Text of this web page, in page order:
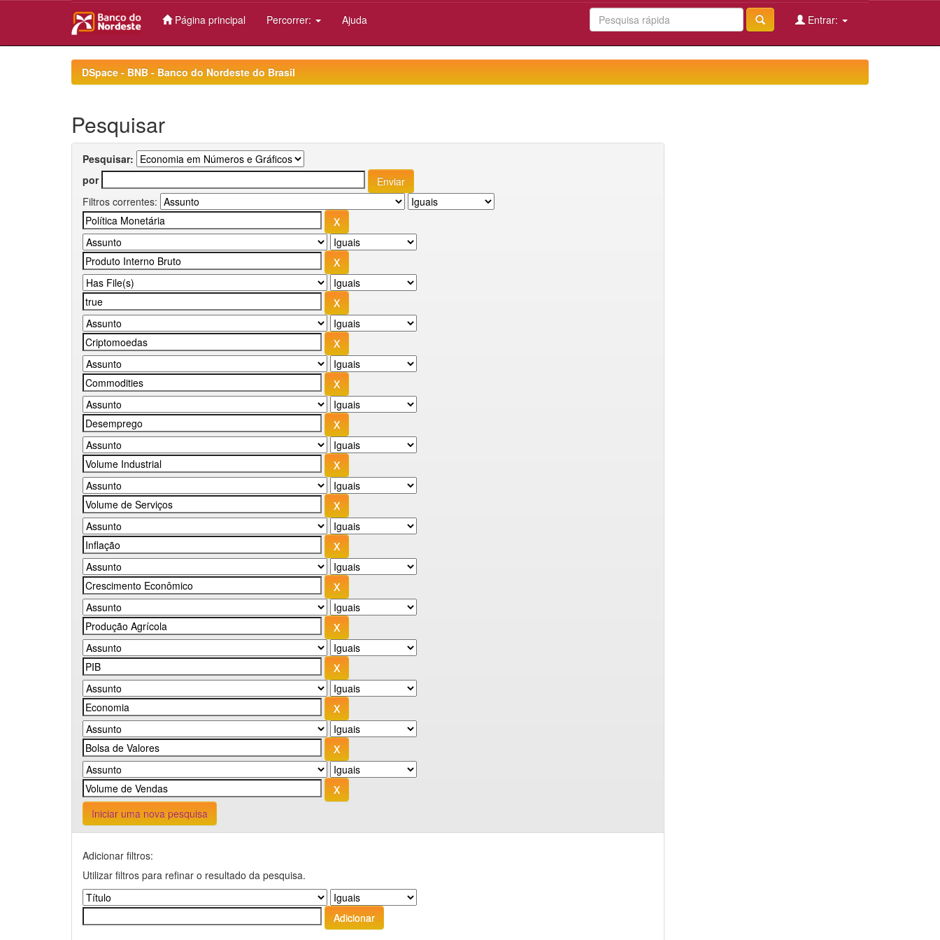
Página principal Percorrer: Ajuda Entrar:
DSpace - BNB - Banco do Nordeste do Brasil
Pesquisar
Pesquisar:
por
Filtros correntes:
Iniciar uma nova pesquisa
Adicionar filtros:
Utilizar filtros para refinar o resultado da pesquisa.